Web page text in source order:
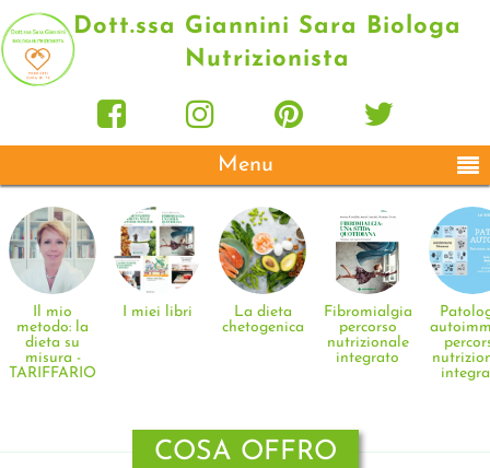
Dott.ssa Giannini Sara Biologa
Nutrizionista
Menu
Il mio
metodo: la
dieta su
misura -
TARIFFARIO
I miei libri
La dieta
chetogenica
Fibromialgia:
percorso
nutrizionale
integrato
COSA OFFRO